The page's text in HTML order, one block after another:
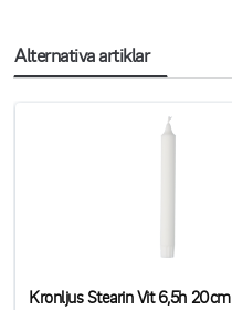
Alternativa artiklar
Kronljus Stearin Vit 6,5h 20cm